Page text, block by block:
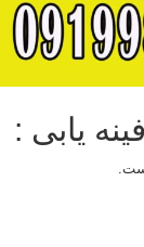
یابی :